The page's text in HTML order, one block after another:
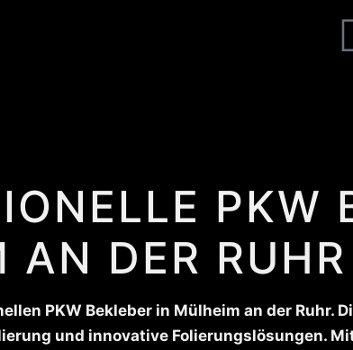
PKW
AN DER RUHR
PKW Bekleber in Mülheim an der Ruhr.
und innovative Folierungslösungen.